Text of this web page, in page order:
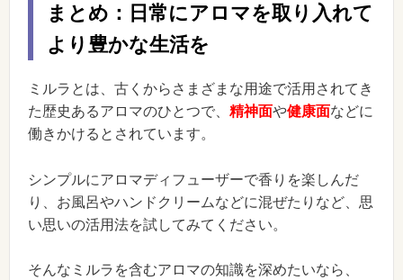
まとめ：日常にアロマを取り入れて
より豊かな生活を
ミルラとは、古くからさまざまな用途で活用されてき
た歴史あるアロマのひとつで、 精神面や健康面などに
働きかけるとされています。
シンプルにアロマディフューザーで香りを楽しんだ
り、お風呂やハンドクリームなどに混ぜたりなど、思
い思いの活用法を試してみてください。
そんなミルラを含むアロマの知識を深めたいなら、